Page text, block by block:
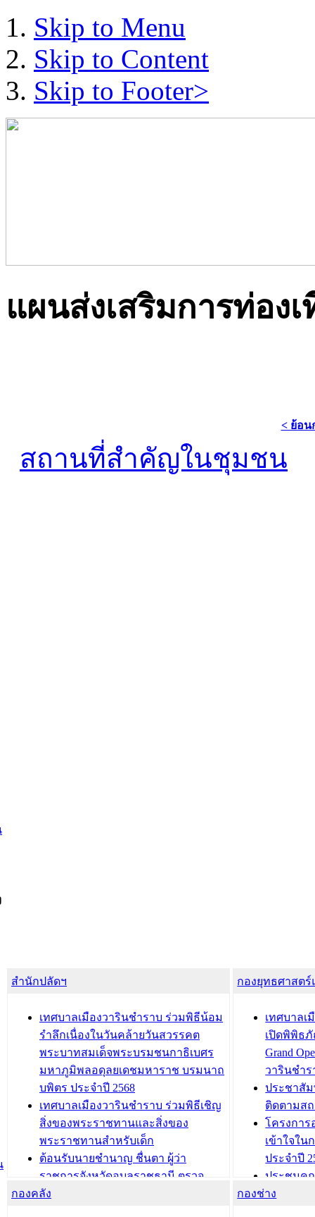
Skip to Menu
Skip to Content
Skip to Footer>
แผนส่งเสริมการท่อง
< ย้อน
สถานที่สำคัญในชุมชน
สำนักปลัดฯ
เทศบาลเมืองวารินชำราบ ร่วมพิธีน้อม
รำลึกเนื่องในวันคล้ายวันสวรรคต
พระบาทสมเด็จพระบรมชนกาธิเบศร
มหาภูมิพลอดุลยเดชมหาราช บรมนาถ
บพิตร ประจำปี 2568
เทศบาลเมืองวารินชำราบ ร่วมพิธีเชิญ
สิ่งของพระราชทานและสิ่งของ
พระราชทานสำหรับเด็ก
ต้อนรับนายชำนาญ ชื่นตา ผู้ว่า
ราชการจังหวัดอุบลราชธานี ตรวจ
ความเรียบร้อยของสถานที่ในการเตรี
กองยุทธศาสต
เทศบาลเ
เปิดพิพิธภั
Grand
วารินชำร
ประชาสัม
ติดตามส
โครงกา
เข้าใจใน
ประจำปี
ประชุมค
ความเสี่ย
กองคลัง กองช่าง